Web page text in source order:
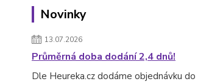
Novinky
13.07.2026
Průměrná doba dodání 2,4 dnů!
Dle Heureka.cz dodáme objednávku do